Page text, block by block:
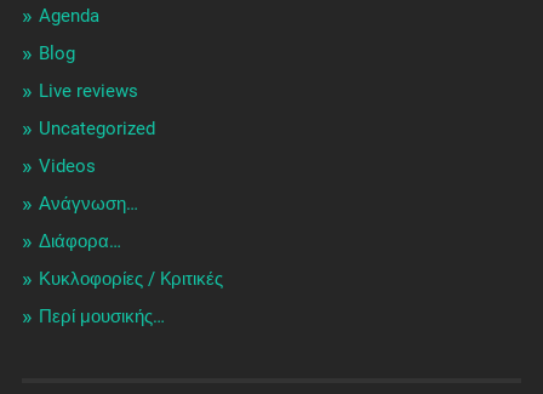
Agenda
Blog
Live reviews
Uncategorized
Videos
Ανάγνωση…
Διάφορα…
Κυκλοφορίες / Kριτικές
Περί μουσικής…